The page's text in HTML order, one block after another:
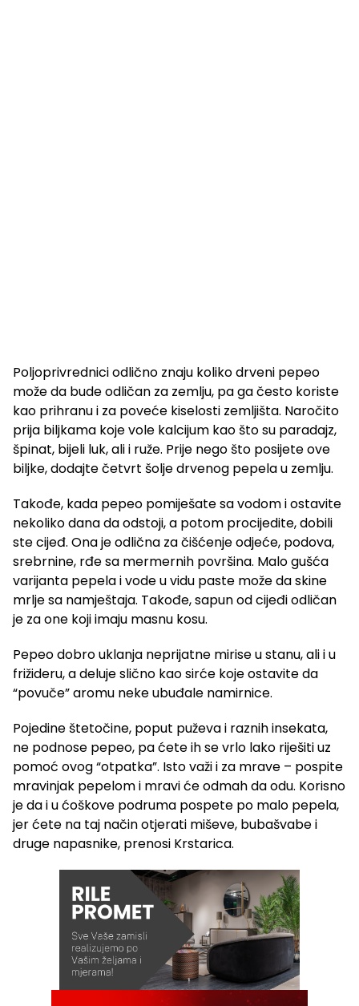
Poljoprivrednici odlično znaju koliko drveni pepeo
može da bude odličan za zemlju, pa ga često koriste
kao prihranu i za poveće kiselosti zemljišta. Naročito
prija biljkama koje vole kalcijum kao što su paradajz,
špinat, bijeli luk, ali i ruže. Prije nego što posijete ove
biljke, dodajte četvrt šolje drvenog pepela u zemlju.
Takođe, kada pepeo pomiješate sa vodom i ostavite
nekoliko dana da odstoji, a potom procijedite, dobili
ste cijeđ. Ona je odlična za čišćenje odjeće, podova,
srebrnine, rđe sa mermernih površina. Malo gušća
varijanta pepela i vode u vidu paste može da skine
mrlje sa namještaja. Takođe, sapun od cijeđi odličan
je za one koji imaju masnu kosu.
Pepeo dobro uklanja neprijatne mirise u stanu, ali i u
frižideru, a deluje slično kao sirće koje ostavite da
“povuče” aromu neke ubuđale namirnice.
Pojedine štetočine, poput puževa i raznih insekata,
ne podnose pepeo, pa ćete ih se vrlo lako riješiti uz
pomoć ovog “otpatka”. Isto važi i za mrave – pospite
mravinjak pepelom i mravi će odmah da odu. Korisno
je da i u ćoškove podruma pospete po malo pepela,
jer ćete na taj način otjerati miševe, bubašvabe i
druge napasnike, prenosi Krstarica.